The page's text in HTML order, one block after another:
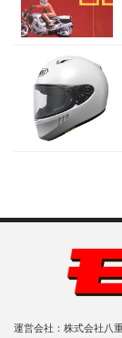
運営会社：株式会社八